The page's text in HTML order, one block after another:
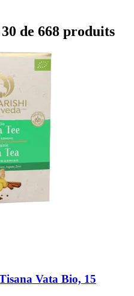
de 668 produits
Vata Bio, 15